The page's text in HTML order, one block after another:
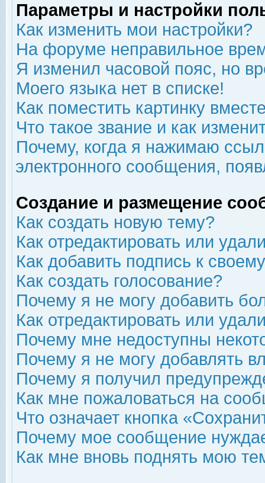
Параметры и настройки
Как изменить мои настройки?
На форуме неправильное
Я изменил часовой пояс, но
Моего языка нет в списке!
Как поместить картинку
Что такое звание и как
Почему, когда я нажимаю
электронного сообщения,
Создание и размещение
Как создать новую тему?
Как отредактировать или
Как добавить подпись к
Как создать голосование?
Почему я не могу добавить
Как отредактировать или
Почему мне недоступны
Почему я не могу добавлять
Почему я получил
Как мне пожаловаться на
Что означает кнопка
Почему мое сообщение
Как мне вновь поднять мою